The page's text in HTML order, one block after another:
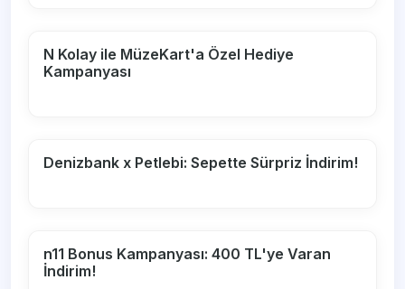
N Kolay ile MüzeKart'a Özel Hediye
Kampanyası
Denizbank x Petlebi: Sepette Sürpriz İndirim!
n11 Bonus Kampanyası: 400 TL'ye Varan
İndirim!